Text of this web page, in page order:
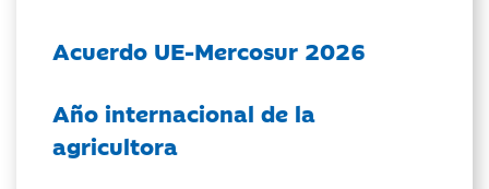
Acuerdo UE-Mercosur 2026
Año internacional de la
agricultora